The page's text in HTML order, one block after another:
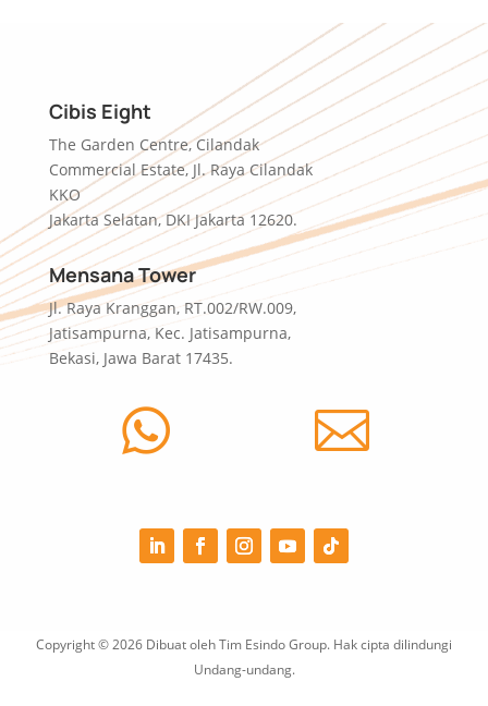
Cibis Eight
The Garden Centre, Cilandak
Commercial Estate, Jl. Raya Cilandak
KKO
Jakarta Selatan, DKI Jakarta 12620.
Mensana Tower
Jl. Raya Kranggan, RT.002/RW.009,
Jatisampurna, Kec. Jatisampurna,
Bekasi, Jawa Barat 17435.
 
Copyright © 2026 Dibuat oleh Tim Esindo Group. Hak cipta dilindungi
Undang-undang.